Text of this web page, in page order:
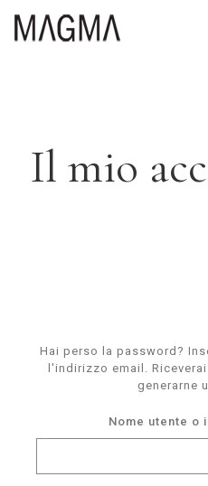
Il mio
Hai perso la password?
l'indirizzo email.
generarne
Nome utente o